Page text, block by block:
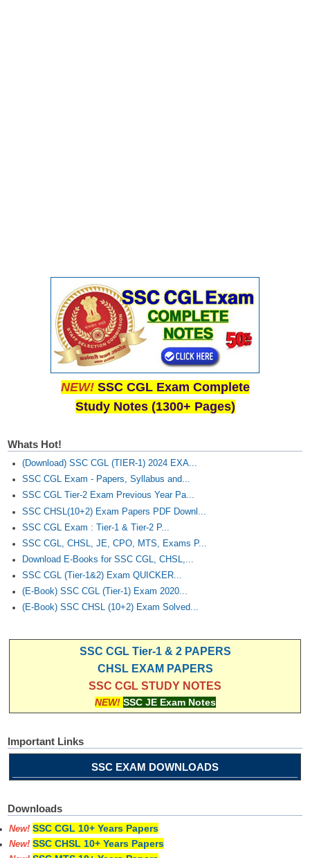
NEW! SSC CGL Exam Complete
Study Notes (1300+ Pages)
Whats Hot!
(Download) SSC CGL (TIER-1) 2024 EXA...
SSC CGL Exam - Papers, Syllabus and...
SSC CGL Tier-2 Exam Previous Year Pa...
SSC CHSL(10+2) Exam Papers PDF Downl...
SSC CGL Exam : Tier-1 & Tier-2 P...
SSC CGL, CHSL, JE, CPO, MTS, Exams P...
Download E-Books for SSC CGL, CHSL,...
SSC CGL (Tier-1&2) Exam QUICKER...
(E-Book) SSC CGL (Tier-1) Exam 2020...
(E-Book) SSC CHSL (10+2) Exam Solved...
SSC CGL Tier-1 & 2 PAPERS
CHSL EXAM PAPERS
SSC CGL STUDY NOTES
NEW! SSC JE Exam Notes
Important Links
SSC EXAM DOWNLOADS
Downloads
New! SSC CGL 10+ Years Papers
New! SSC CHSL 10+ Years Papers